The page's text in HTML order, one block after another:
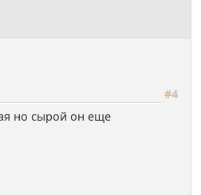
#4
но сырой он еще